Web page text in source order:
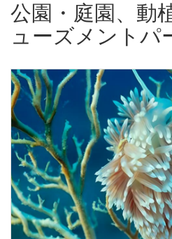
公園・庭園、動
ューズメントパ